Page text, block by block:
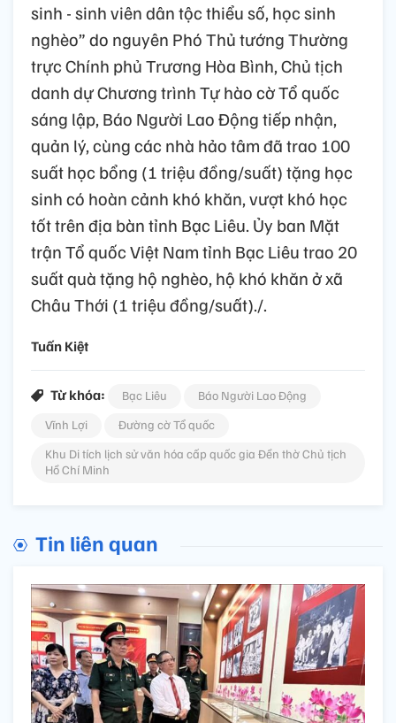
sinh - sinh viên dân tộc thiểu số, học sinh
nghèo” do nguyên Phó Thủ tướng Thường
trực Chính phủ Trương Hòa Bình, Chủ tịch
danh dự Chương trình Tự hào cờ Tổ quốc
sáng lập, Báo Người Lao Động tiếp nhận,
quản lý, cùng các nhà hảo tâm đã trao 100
suất học bổng (1 triệu đồng/suất) tặng học
sinh có hoàn cảnh khó khăn, vượt khó học
tốt trên địa bàn tỉnh Bạc Liêu. Ủy ban Mặt
trận Tổ quốc Việt Nam tỉnh Bạc Liêu trao 20
suất quà tặng hộ nghèo, hộ khó khăn ở xã
Châu Thới (1 triệu đồng/suất)./.
Tuấn Kiệt
Từ khóa: Bạc Liêu
Báo Người Lao Động
Vĩnh Lợi
Đường cờ Tổ quốc
Khu Di tích lịch sử văn hóa cấp quốc gia Đền thờ Chủ tịch
Hồ Chí Minh
Tin liên quan